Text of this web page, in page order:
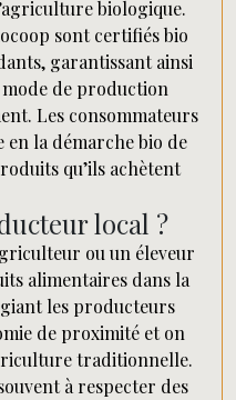
biologique.
sont certifiés bio
garantissant ainsi
de production
Les consommateurs
la démarche bio de
qu’ils achètent
local ?
ou un éleveur
alimentaires dans la
les producteurs
de proximité et on
traditionnelle.
à respecter des